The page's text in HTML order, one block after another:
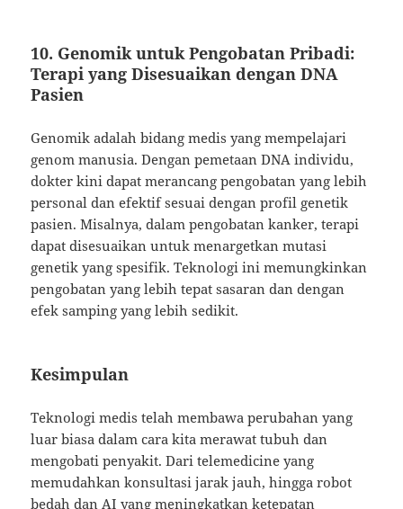
10. Genomik untuk Pengobatan Pribadi:
Terapi yang Disesuaikan dengan DNA
Pasien
Genomik adalah bidang medis yang mempelajari
genom manusia. Dengan pemetaan DNA individu,
dokter kini dapat merancang pengobatan yang lebih
personal dan efektif sesuai dengan profil genetik
pasien. Misalnya, dalam pengobatan kanker, terapi
dapat disesuaikan untuk menargetkan mutasi
genetik yang spesifik. Teknologi ini memungkinkan
pengobatan yang lebih tepat sasaran dan dengan
efek samping yang lebih sedikit.
Kesimpulan
Teknologi medis telah membawa perubahan yang
luar biasa dalam cara kita merawat tubuh dan
mengobati penyakit. Dari telemedicine yang
memudahkan konsultasi jarak jauh, hingga robot
bedah dan AI yang meningkatkan ketepatan